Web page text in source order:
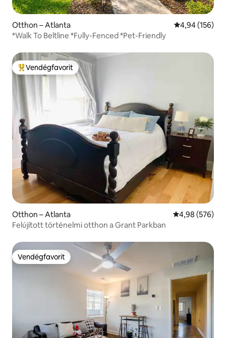
Otthon – Atlanta Átlagos
4,94 (156)
*Walk To Beltline *Fully-Fenced *Pet-Friendly
Kiemelt vendégfavorit
Vendégfavorit
Otthon – Atlanta Átlagos
4,98 (576)
Felújított történelmi otthon a Grant Parkban
Vendégfavorit
Vendégfavorit